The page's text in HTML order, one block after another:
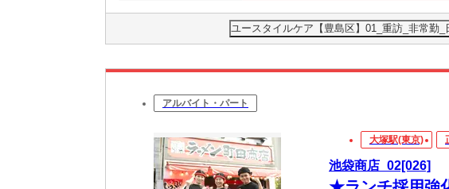
ユースタイルケア【豊島区】01_重訪_非常勤
アルバイト・パート
大塚駅(東京)
池袋商店_02[026]